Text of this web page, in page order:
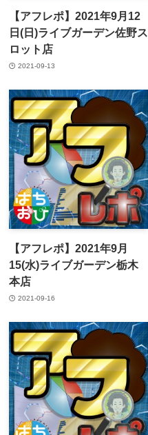
【アフレポ】2021年9月12
日(日)ライブガーデン佐野ス
ロット店
2021-09-13
【アフレポ】2021年9月
15(水)ライブガーデン栃木
本店
2021-09-16